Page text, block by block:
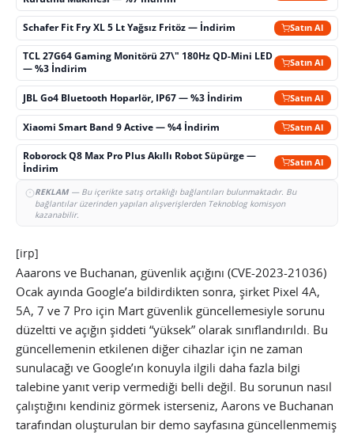
Schafer Fit Fry XL 5 Lt Yağsız Fritöz — İndirim Satın Al
TCL 27G64 Gaming Monitörü 27\" 180Hz QD-Mini LED
— %3 İndirim
Satın Al
JBL Go4 Bluetooth Hoparlör, IP67 — %3 İndirim Satın Al
Xiaomi Smart Band 9 Active — %4 İndirim Satın Al
Roborock Q8 Max Pro Plus Akıllı Robot Süpürge —
İndirim
Satın Al
REKLAM— Bu içerikte satış ortaklığı bağlantıları bulunmaktadır. Bu
bağlantılar üzerinden yapılan alışverişlerden Teknoblog komisyon
kazanabilir.
[irp]
Aaarons ve Buchanan, güvenlik açığını (CVE-2023-21036)
Ocak ayında Google’a bildirdikten sonra, şirket Pixel 4A,
5A, 7 ve 7 Pro için Mart güvenlik güncellemesiyle sorunu
düzeltti ve açığın şiddeti “yüksek” olarak sınıflandırıldı. Bu
güncellemenin etkilenen diğer cihazlar için ne zaman
sunulacağı ve Google’ın konuyla ilgili daha fazla bilgi
talebine yanıt verip vermediği belli değil. Bu sorunun nasıl
çalıştığını kendiniz görmek isterseniz, Aarons ve Buchanan
tarafından oluşturulan bir demo sayfasına güncellenmemiş